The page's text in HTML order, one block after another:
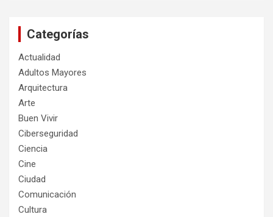
Categorías
Actualidad
Adultos Mayores
Arquitectura
Arte
Buen Vivir
Ciberseguridad
Ciencia
Cine
Ciudad
Comunicación
Cultura